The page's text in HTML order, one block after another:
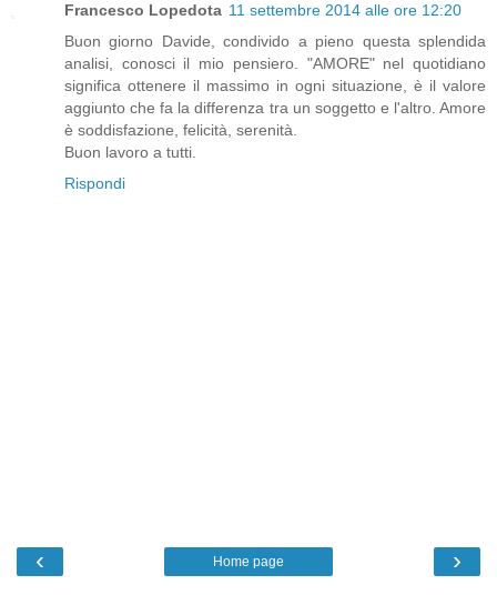
Francesco Lopedota 11 settembre 2014 alle ore 12:20
Buon giorno Davide, condivido a pieno questa splendida
analisi, conosci il mio pensiero. "AMORE" nel quotidiano
significa ottenere il massimo in ogni situazione, è il valore
aggiunto che fa la differenza tra un soggetto e l'altro. Amore
è soddisfazione, felicità, serenità.
Buon lavoro a tutti.
Rispondi
‹ ›
Home page